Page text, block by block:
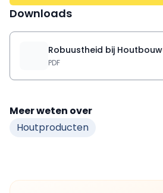
Downloads
Robuustheid bij Houtbouw
PDF
Meer weten over
Houtproducten